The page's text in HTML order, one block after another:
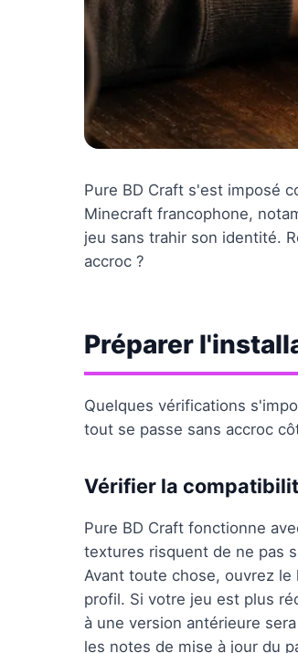
Pure BD Craft s'est imposé
Minecraft francophone,
jeu sans trahir son identité.
accroc ?
Préparer
Quelques vérifications
tout se passe sans accroc
Vérifier la
Pure BD Craft fonctionne
textures risquent de ne pas
Avant toute chose, ouvrez
profil. Si votre jeu est plus
à une version antérieure
les notes de mise à jour du